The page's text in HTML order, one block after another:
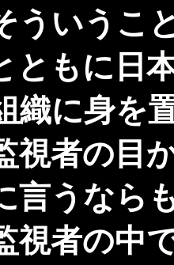
いうこ
もに日
織に身を
者の目
うなら
視者の中